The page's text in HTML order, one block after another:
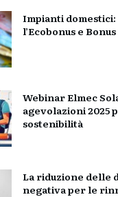
Impianti domestici:
l’Ecobonus e Bonus
Webinar Elmec
agevolazioni 2025
sostenibilità
La riduzione delle
negativa per le